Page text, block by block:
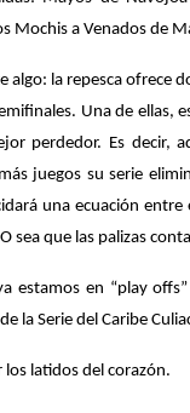
Mochis a Venados de
algo: la repesca ofrece
Una de ellas,
perdedor. Es decir,
juegos su serie
una ecuación entre
sea que las palizas
estamos en “play
la Serie del Caribe
latidos del corazón.